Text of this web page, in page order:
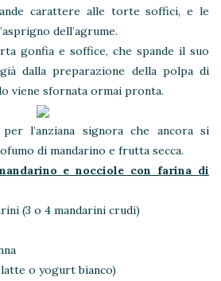
carattere alle torte soffici, e le
dell’agrume.
gonfia e soffice, che spande il suo
dalla preparazione della polpa di
viene sfornata ormai pronta.
l’anziana signora che ancora si
di mandarino e frutta secca.
e nocciole con farina di
(3 o 4 mandarini crudi)
o yogurt bianco)